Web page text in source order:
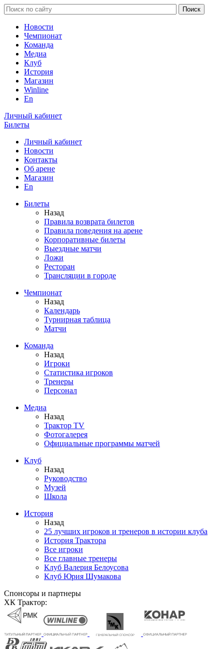
Новости
Чемпионат
Команда
Медиа
Клуб
История
Магазин
Winline
En
Личный кабинет
Билеты
Личный кабинет
Новости
Контакты
Об арене
Магазин
En
Билеты
Назад
Правила возврата билетов
Правила поведения на арене
Корпоративные билеты
Выездные матчи
Ложи
Ресторан
Трансляции в городе
Чемпионат
Назад
Календарь
Турнирная таблица
Матчи
Команда
Назад
Игроки
Статистика игроков
Тренеры
Персонал
Медиа
Назад
Трактор TV
Фотогалерея
Официальные программы матчей
Клуб
Назад
Руководство
Музей
Школа
История
Назад
25 лучших игроков и тренеров в истории клуба
История Трактора
Все игроки
Все главные тренеры
Клуб Валерия Белоусова
Клуб Юрия Шумакова
Спонсоры и партнеры
ХК Трактор: